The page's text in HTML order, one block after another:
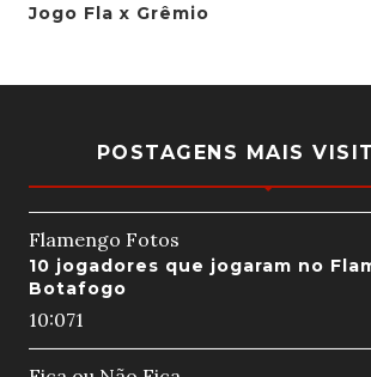
Jogo Fla x Grêmio
POSTAGENS MAIS
Flamengo Fotos
10 jogadores que jogaram no
Botafogo
10:071